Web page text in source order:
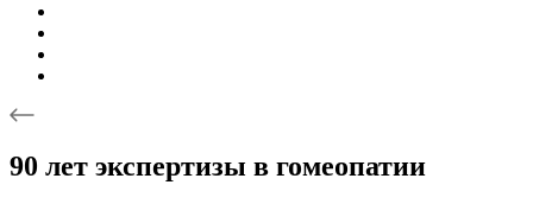
90 лет экспертизы в гомеопатии